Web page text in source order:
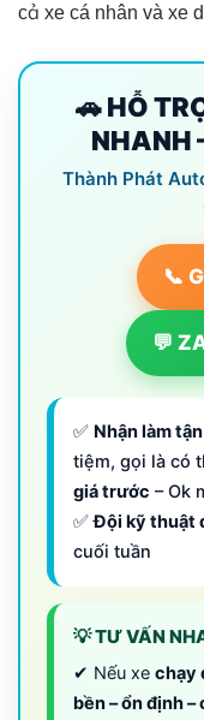
cả xe cá nhân và xe
🚗 HỖ
NHANH
Thành Phát
📞
💬
✅ Nhận làm
tiệm, gọi là có
giá trước – Ok
✅Đội kỹ thuật
cuối tuần
💡 TƯ VẤN
✔ Nếu xe chạy
bền – ổn định